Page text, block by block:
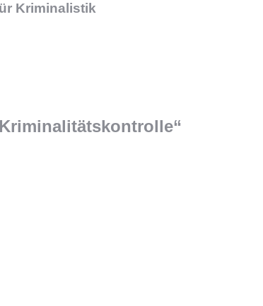
Kriminalistik